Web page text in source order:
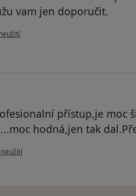
vam jen doporučit.
uživatele anka
přístup,je moc
hodná,jen tak
uživatele Petra